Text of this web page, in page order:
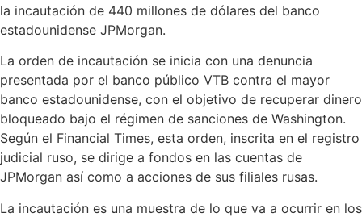
la incautación de 440 millones de dólares del banco
estadounidense JPMorgan.
La orden de incautación se inicia con una denuncia
presentada por el banco público VTB contra el mayor
banco estadounidense, con el objetivo de recuperar dinero
bloqueado bajo el régimen de sanciones de Washington.
Según el Financial Times, esta orden, inscrita en el registro
judicial ruso, se dirige a fondos en las cuentas de
JPMorgan así como a acciones de sus filiales rusas.
La incautación es una muestra de lo que va a ocurrir en los